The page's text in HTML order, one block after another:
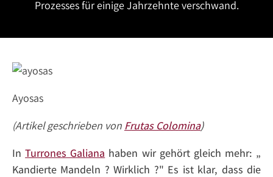
Prozesses für einige Jahrzehnte verschwand.
Ayosas
(Artikel geschrieben von Frutas Colomina)
InTurrones Galiana haben wir gehört gleich mehr: „
Kandierte Mandeln ? Wirklich ?" Es ist klar, dass die